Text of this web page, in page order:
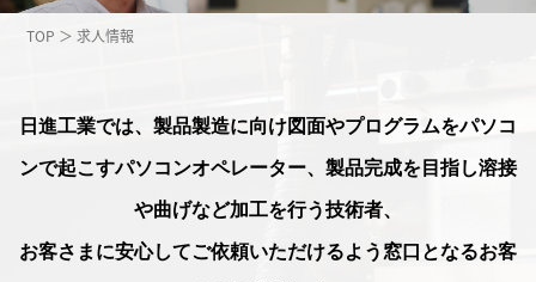
TOP ＞ 求人情報
日進工業では、製品製造に向け図面やプログラムをパソコ
ンで起こすパソコンオペレーター、 製品完成を目指し溶接
や曲げなど加工を行う技術者、
お客さまに安心してご依頼いただけるよう窓口となるお客